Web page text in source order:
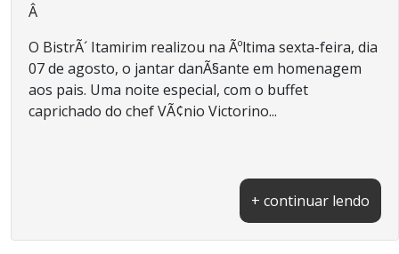
Â
O BistrÃ´ Itamirim realizou na Ãºltima sexta-feira, dia
07 de agosto, o jantar danÃ§ante em homenagem
aos pais. Uma noite especial, com o buffet
caprichado do chef VÃ¢nio Victorino...
+ continuar lendo